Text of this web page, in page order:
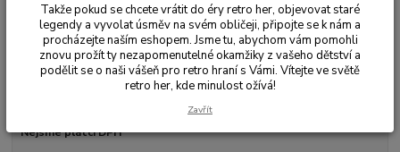
Ohodnotit produkt
Nejsme plátci DPH
Takže pokud se chcete vrátit do éry retro her, objevovat staré
legendy a vyvolat úsměv na svém obličeji, připojte se k nám a
procházejte naším eshopem. Jsme tu, abychom vám pomohli
znovu prožít ty nezapomenutelné okamžiky z vašeho dětství a
podělit se o naši vášeň pro retro hraní s Vámi. Vítejte ve světě
retro her, kde minulost ožívá!
Zavřít